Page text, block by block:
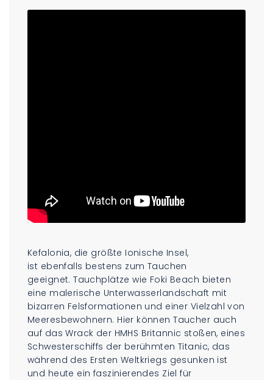
Kefalonia, die größte Ionische Insel,
ist ebenfalls bestens zum Tauchen
geeignet. Tauchplätze wie Foki Beach bieten
eine malerische Unterwasserlandschaft mit
bizarren Felsformationen und einer Vielzahl von
Meeresbewohnern. Hier können Taucher auch
auf das Wrack der HMHS Britannic stoßen, eines
Schwesterschiffs der berühmten Titanic, das
während des Ersten Weltkriegs gesunken ist
und heute ein faszinierendes Ziel für